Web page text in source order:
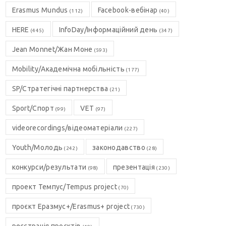
Erasmus Mundus (112) Facebook-вебінар (40)
HERE (445) InfoDay/Інформаційний день (347)
Jean Monnet/Жан Моне (593)
Mobility/Академічна мобільність (177)
SP/Стратегічні партнерства (21)
Sport/Спорт (99) VET (97)
videorecordings/відеоматеріали (227)
Youth/Молодь (242) законодавство (28)
конкурси/результати (98) презентація (230)
проект Темпус/Tempus project(70)
проєкт Еразмус+/Erasmus+ project (730)